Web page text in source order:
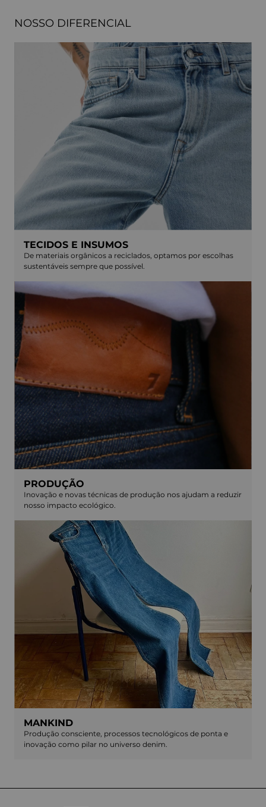
NOSSO DIFERENCIAL
TECIDOS E INSUMOS
De materiais orgânicos a reciclados, optamos por escolhas
sustentáveis sempre que possível.
PRODUÇÃO
Inovação e novas técnicas de produção nos ajudam a reduzir
nosso impacto ecológico.
MANKIND
Produção consciente, processos tecnológicos de ponta e
inovação como pilar no universo denim.